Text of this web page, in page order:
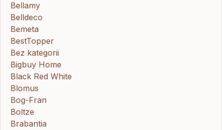
Bellamy
Belldeco
Bemeta
BestTopper
Bez kategorii
Bigbuy Home
Black Red White
Blomus
Bog-Fran
Boltze
Brabantia